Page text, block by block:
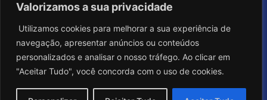
Valorizamos a sua privacidade
Utilizamos cookies para melhorar a sua experiência de
navegação, apresentar anúncios ou conteúdos
personalizados e analisar o nosso tráfego. Ao clicar em
"Aceitar Tudo", você concorda com o uso de cookies.